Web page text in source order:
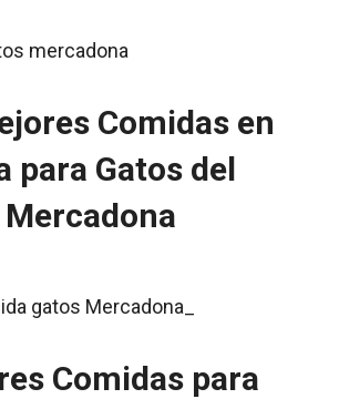
Comidas en
para Gatos del
Mercadona
Comidas para